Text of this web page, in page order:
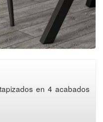
en 4 acabados